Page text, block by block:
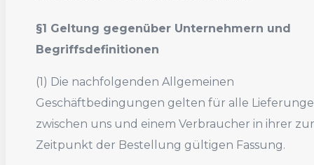
§1 Geltung gegenüber Unternehmern und
Begriffsdefinitionen
(1) Die nachfolgenden Allgemeinen
Geschäftbedingungen gelten für alle
zwischen uns und einem Verbraucher in ihrer
Zeitpunkt der Bestellung gültigen Fassung.